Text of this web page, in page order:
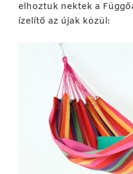
elhoztuk nektek a
ízelítő az újak közül: